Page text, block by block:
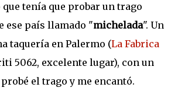
tenía que probar un trago
ese país llamado "michelada". Un
taquería en Palermo (La Fabrica
5062, excelente lugar), con un
el trago y me encantó.